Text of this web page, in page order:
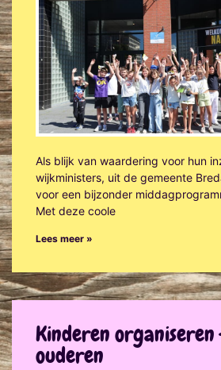
Als blijk van waardering voor hun
wijkministers, uit de gemeente
voor een bijzonder
Met deze coole
Lees meer »
Kinderen
ouderen